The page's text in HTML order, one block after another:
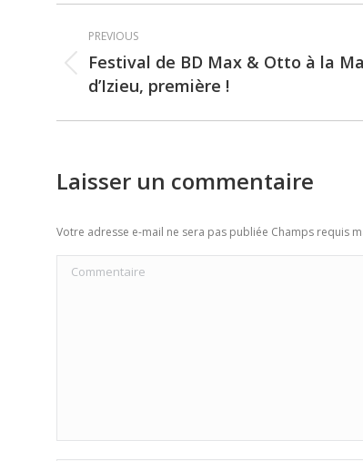
Post
navigation
PREVIOUS
Previous
post:
Festival de BD Max & Otto à la
d’Izieu, première !
Laisser un commentaire
Votre adresse e-mail ne sera pas publiée Champs requis
Commentaire